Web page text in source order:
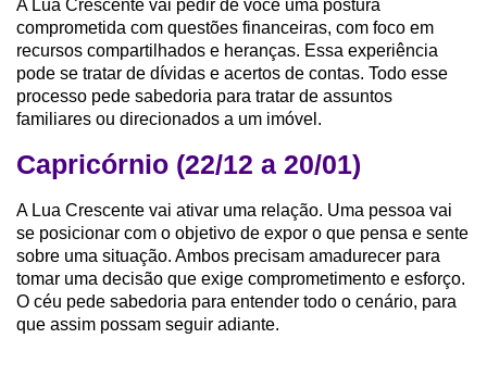
A Lua Crescente vai pedir de você uma postura
comprometida com questões financeiras, com foco em
recursos compartilhados e heranças. Essa experiência
pode se tratar de dívidas e acertos de contas. Todo esse
processo pede sabedoria para tratar de assuntos
familiares ou direcionados a um imóvel.
Capricórnio (22/12 a 20/01)
A Lua Crescente vai ativar uma relação. Uma pessoa vai
se posicionar com o objetivo de expor o que pensa e sente
sobre uma situação. Ambos precisam amadurecer para
tomar uma decisão que exige comprometimento e esforço.
O céu pede sabedoria para entender todo o cenário, para
que assim possam seguir adiante.